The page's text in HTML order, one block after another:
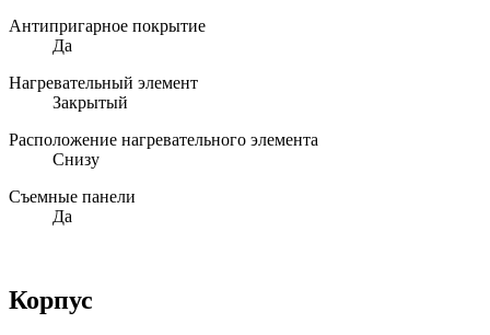
Антипригарное покрытие
Да
Нагревательный элемент
Закрытый
Расположение нагревательного элемента
Снизу
Съемные панели
Да
Корпус